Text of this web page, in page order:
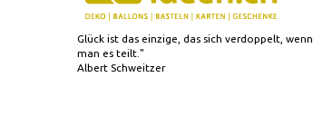
Glück ist das einzige, das sich verdoppelt, wenn
man es teilt."
Albert Schweitzer